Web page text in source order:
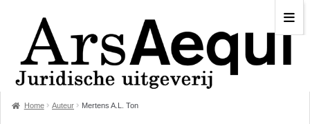
Home Auteur Mertens A.L. Ton